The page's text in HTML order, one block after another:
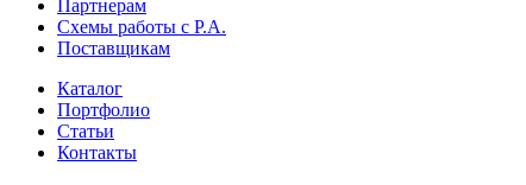
Партнерам
Схемы работы с Р.А.
Поставщикам
Каталог
Портфолио
Статьи
Контакты